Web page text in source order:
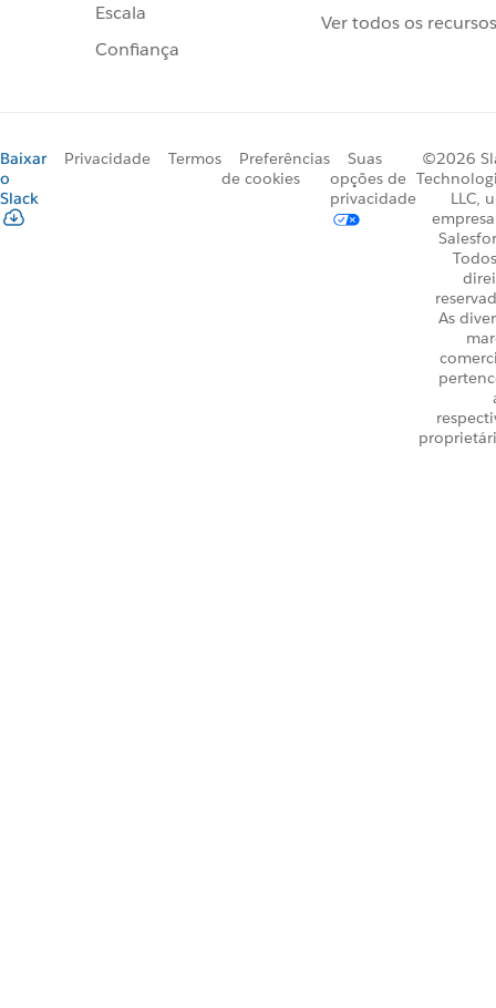
Escala
Confiança
Ver todos os recursos
Baixar
o
Slack
Privacidade Termos
Preferências
de cookies
Suas
opções de
privacidade
©2026
LLC,
As